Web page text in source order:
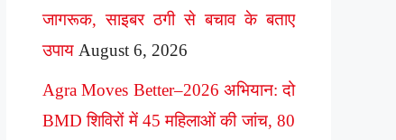
जागरूक, साइबर ठगी से बचाव के बताए
उपाय August 6, 2026
Agra Moves Better–2026 अभियान: दो
BMD शिविरों में 45 महिलाओं की जांच, 80